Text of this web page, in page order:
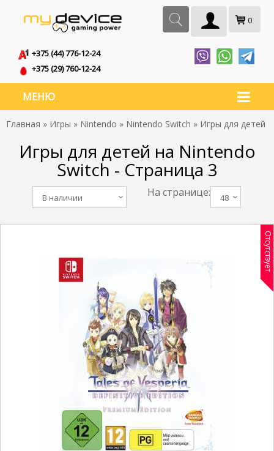
0
+375 (44) 776-12-24
+375 (29) 760-12-24
МЕНЮ
Главная » Игры » Nintendo » Nintendo Switch » Игры для детей
Игры для детей на Nintendo
Switch - Страница 3
На странице: 48
В наличии
Отсутствует